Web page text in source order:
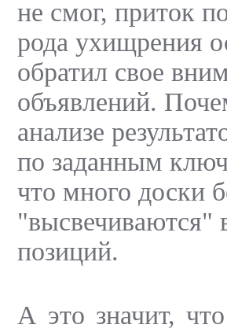
не смог, приток
рода ухищрения
обратил свое
объявлений.
анализе
по заданным
что много доски
"высвечиваются"
позиций.
А это значит,